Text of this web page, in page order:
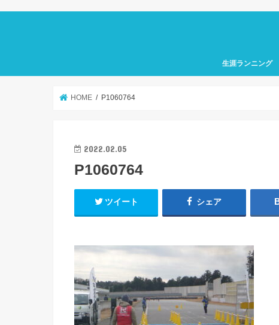
生涯ランニング
HOME P1060764
2022.02.05
P1060764
ツイート シェア